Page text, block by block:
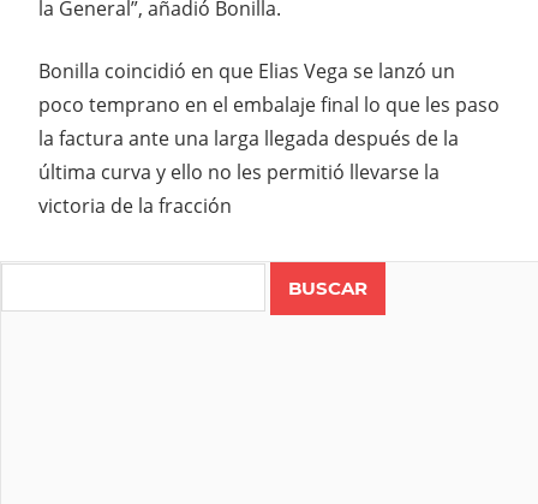
la General”, añadió Bonilla.
Bonilla coincidió en que Elias Vega se lanzó un
poco temprano en el embalaje final lo que les paso
la factura ante una larga llegada después de la
última curva y ello no les permitió llevarse la
victoria de la fracción